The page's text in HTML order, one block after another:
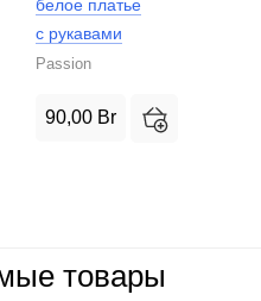
белое платье
с рукавами
Passion
90,00 Br
товары